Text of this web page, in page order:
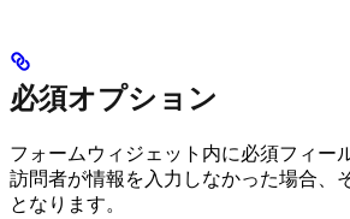
必須オプション
フォームウィジェット内に必須フィー
訪問者が情報を入力しなかった場合、
となります。